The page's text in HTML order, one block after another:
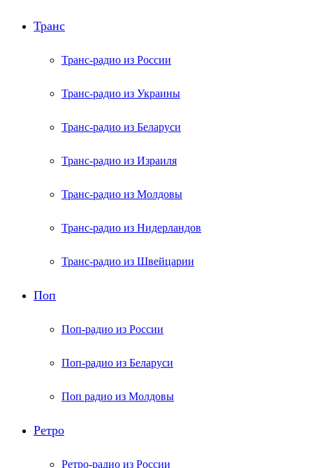
Транс
Транс-радио из России
Транс-радио из Украины
Транс-радио из Беларуси
Транс-радио из Израиля
Транс-радио из Молдовы
Транс-радио из Нидерландов
Транс-радио из Швейцарии
Поп
Поп-радио из России
Поп-радио из Беларуси
Поп радио из Молдовы
Ретро
Ретро-радио из России